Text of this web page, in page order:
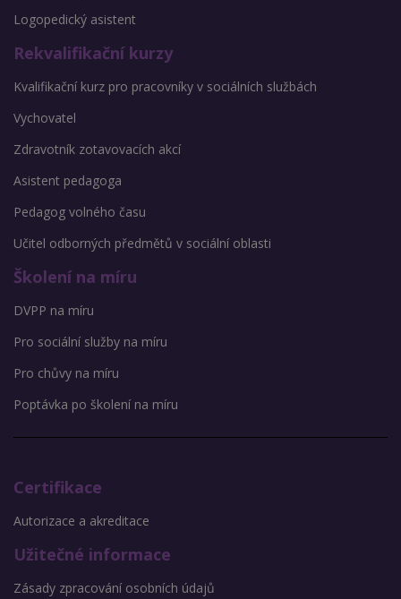
Logopedický asistent
Rekvalifikační kurzy
Kvalifikační kurz pro pracovníky v sociálních službách
Vychovatel
Zdravotník zotavovacích akcí
Asistent pedagoga
Pedagog volného času
Učitel odborných předmětů v sociální oblasti
Školení na míru
DVPP na míru
Pro sociální služby na míru
Pro chůvy na míru
Poptávka po školení na míru
Certifikace
Autorizace a akreditace
Užitečné informace
Zásady zpracování osobních údajů